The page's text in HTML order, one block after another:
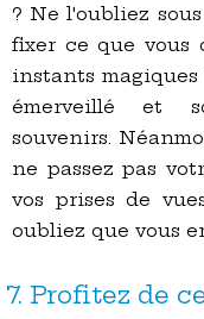
? Ne l'oubliez
fixer ce que vous
instants
émerveillé et
souvenirs.
ne passez pas
vos prises de
oubliez que vous
7. Profitez de